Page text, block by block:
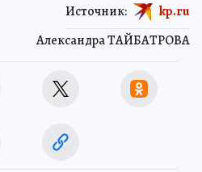
Александра ТАЙБАТРОВА
Источник: kp.ru